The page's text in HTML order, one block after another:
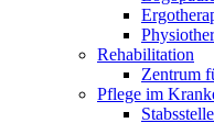
Rehabilitation
Zentrum
Pflege im